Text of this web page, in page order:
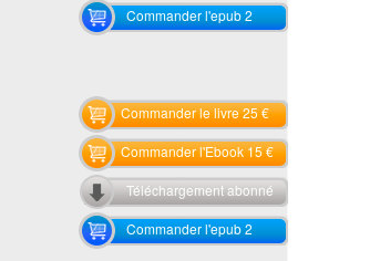
Commander l'epub 2
Commander le livre 25 €
Commander l'Ebook 15 €
Téléchargement abonné
Commander l'epub 2